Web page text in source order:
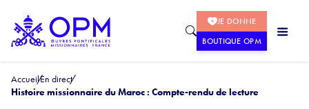
JE DONNE
BOUTIQUE OPM
AccueilEn direct
Histoire missionnaire du Maroc : Compte-rendu de lecture